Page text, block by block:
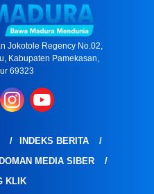
Jokotole Regency No.02,
Kabupaten Pamekasan,
69323
INDEKS BERITA
MEDIA SIBER
KLIK